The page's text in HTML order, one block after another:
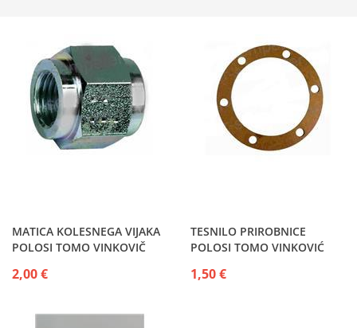
MATICA KOLESNEGA VIJAKA
POLOSI TOMO VINKOVIČ
2,00 €
TESNILO PRIROBNICE
POLOSI TOMO VINKOVIĆ
826-830
1,50 €